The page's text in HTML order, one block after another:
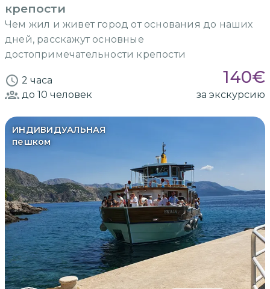
крепости
Чем жил и живет город от основания до наших
дней, расскажут основные
достопримечательности крепости
2 часа 140€
до 10 человек за экскурсию
ИНДИВИДУАЛЬНАЯ
пешком